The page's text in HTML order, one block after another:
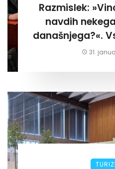
Razmislek:
navdih
današnjega?«.
31.